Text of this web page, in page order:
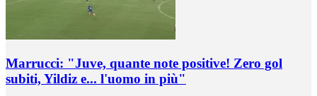
Marrucci: "Juve, quante note positive! Zero gol
subiti, Yildiz e... l'uomo in più"